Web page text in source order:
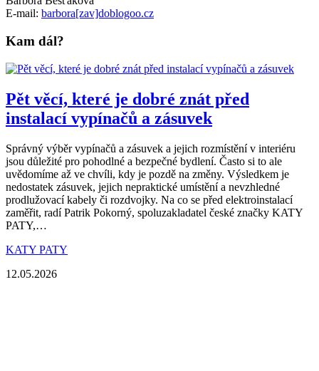
E-mail: barbora[zav]doblogoo.cz
Kam dál?
Pět věcí, které je dobré znát před
instalací vypínačů a zásuvek
Správný výběr vypínačů a zásuvek a jejich rozmístění v interiéru
jsou důležité pro pohodlné a bezpečné bydlení. Často si to ale
uvědomíme až ve chvíli, kdy je pozdě na změny. Výsledkem je
nedostatek zásuvek, jejich nepraktické umístění a nevzhledné
prodlužovací kabely či rozdvojky. Na co se před elektroinstalací
zaměřit, radí Patrik Pokorný, spoluzakladatel české značky KATY
PATY,…
KATY PATY
12.05.2026